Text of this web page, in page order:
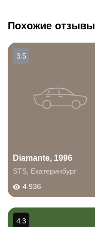
Похожие отзывы
Diamante, 1996
STS Екатеринбург
4 936
3.5
4.3